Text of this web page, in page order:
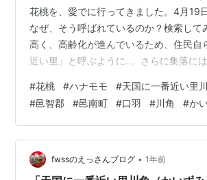
花桃を、愛でに行ってきました。4月19
なぜ、そう呼ばれているのか？検索して
高く、高齢化が進んでいるため、住民自
近い里』と呼ぶように‥。さらに集落に
に桃源郷のような風景を作り出し、より
い』ような印象を与えています」と‥。
智郡邑南町口羽の「川角（かいずみ）」
す。 この「桃源郷のような風景」のア
③ 回目になります。「桃源郷」が、ちょ
て、これも検索してみました。「桃源郷
#花桃 #ハナモモ #天国に一番近い里
#邑智郡 #邑南町 #口羽 #川角 #か
fwssのえっさんブログ • 1年前